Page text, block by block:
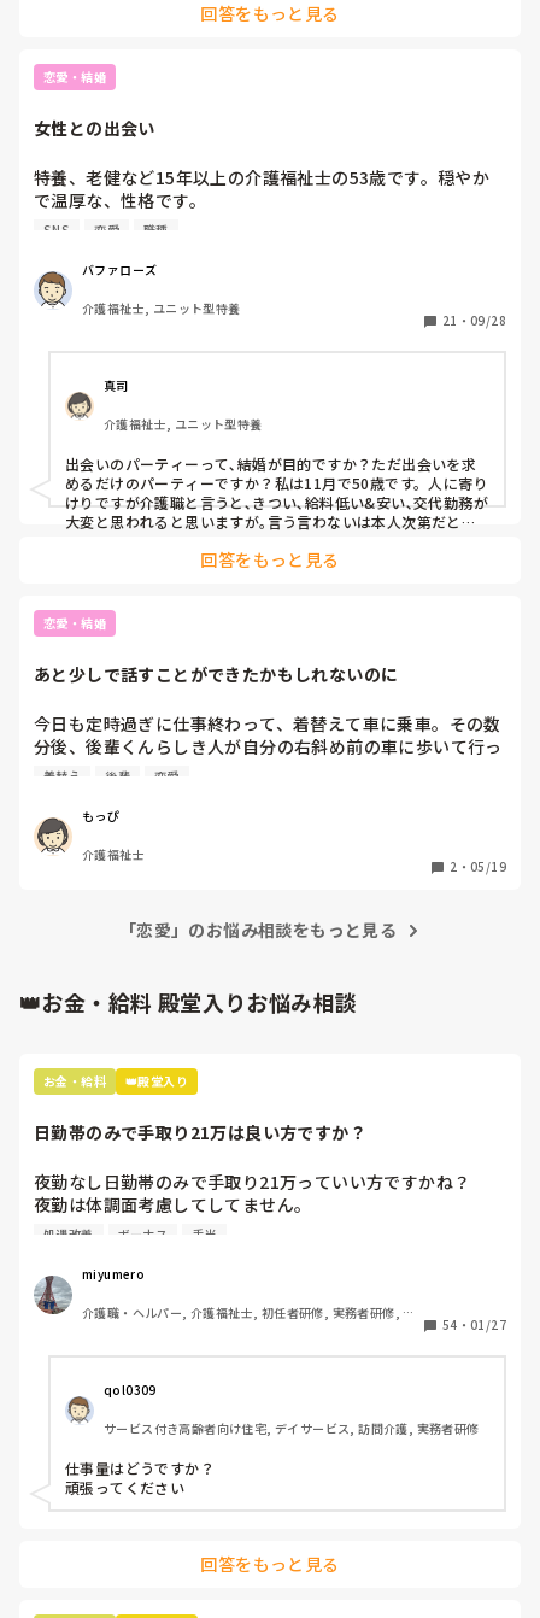
そもそも借金する理由ってなんなのでしょうか。ただ返済して
回答をもっと見る
恋愛・結婚
女性との出会い
特養、老健など15年以上の介護福祉士の53歳です。穏やか
で温厚な、性格です。
の出会い、いろんな方と接してきて、話すと性格までわかる
ようになりました。
過去、職場で複数人の方とラインはしましたが、ライン上の
今まで、恋愛お付き合いした事ありません。
女性の友達が欲しいと思っています。
11月から、月1回ぐらい、37歳から53歳まで.48歳から68歳
まで。の20対20の、まじめな出会いのパ―テイに、参加し
ようと思っています。結婚相談所には入ってません。
背は180センチ以上、78キロと大きい男なんですが、
女性に、好かれるコミュニケーション、あれば、教えて下さ
い。
ちなみに今のグループホ―厶には、そういう方いません。
SNS 恋愛 職種
バファローズ
介護福祉士, ユニット型特養
21 ・ 09/28
真司
介護福祉士, ユニット型特養
出会いのパーティーって､結婚が目的ですか？ただ出会いを求
めるだけのパーティーですか？私は11月で50歳です。人に寄り
けりですが介護職と言うと､きつい､給料低い&安い､交代勤務が
大変と思われると思いますが｡言う言わないは本人次第だと思
回答をもっと見る
恋愛・結婚
あと少しで話すことができたかもしれないのに
今日も定時過ぎに仕事終わって、着替えて車に乗車。その数
分後、後輩くんらしき人が自分の右斜め前の車に歩いて行っ
て乗ろうとしてるところを目撃😳
ら、もしその回した仕事をやって帰ってれば後輩くんと一緒
になってたかもと考えると、なんか悲しい😭
さすがにまた車から降りて後輩くんに声かける勇気なんて当
くんに彼女がいること分かって諦められたかもしれないの
着替え 後輩 恋愛
もっぴ
介護福祉士
2 ・ 05/19
「恋愛」のお悩み相談をもっと見る
👑お金・給料 殿堂入りお悩み相談
お金・給料 👑殿堂入り
日勤帯のみで手取り21万は良い方ですか？
夜勤なし日勤帯のみで手取り21万っていい方ですかね？
夜勤は体調面考慮してしてません。
基本給 18万
資格手当 3万
住宅手当 1万(持ち家の方も)
交通費です。
ボーナスは去年9月にスタートしたばかりの職場だから、次
の夏のボーナスまでわかりません。
夏冬とでるそうです。
16年介護の仕事してきて、やっと20万超えたー！って喜ん
物価高だから、もうちょっと給料あげて欲しい気持ちはあり
処遇改善 ボーナス 手当
miyumero
介護職・ヘルパー, 介護福祉士, 初任者研修, 実務者研修, 小
54 ・ 01/27
qol0309
サービス付き高齢者向け住宅, デイサービス, 訪問介護, 実務者研修
仕事量はどうですか？
頑張ってください
回答をもっと見る